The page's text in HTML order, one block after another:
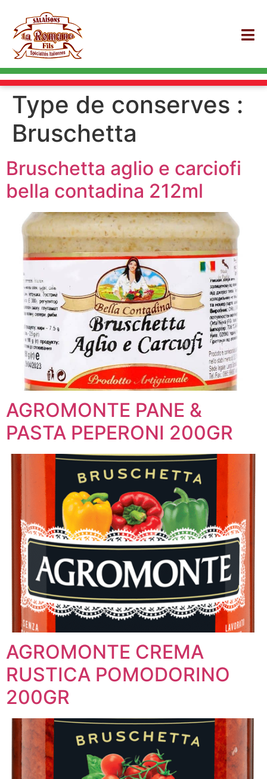
Type de conserves :
Bruschetta
Bruschetta aglio e carciofi
bella contadina 212ml
AGROMONTE PANE &
PASTA PEPERONI 200GR
AGROMONTE CREMA
RUSTICA POMODORINO
200GR